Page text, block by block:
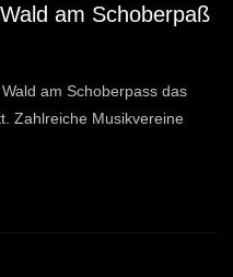
am Schoberpaß
am Schoberpass das
Zahlreiche Musikvereine